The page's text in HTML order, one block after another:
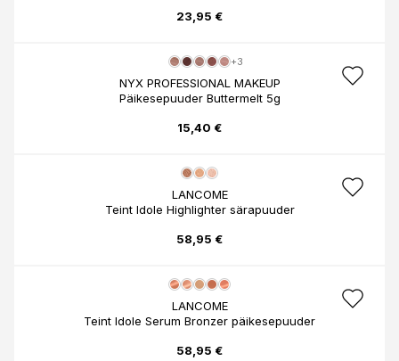
23,95 €
+3
NYX PROFESSIONAL MAKEUP
Päikesepuuder Buttermelt 5g
15,40 €
LANCOME
Teint Idole Highlighter särapuuder
58,95 €
LANCOME
Teint Idole Serum Bronzer päikesepuuder
58,95 €